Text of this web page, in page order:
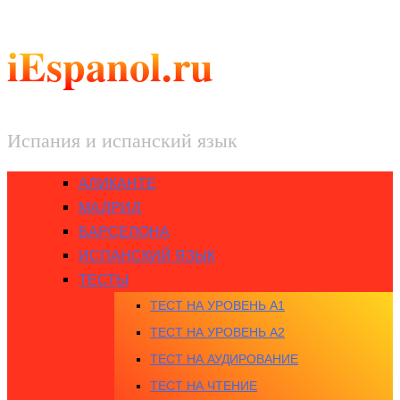
iEspanol.ru
Испания и испанский язык
АЛИКАНТЕ
МАДРИД
БАРСЕЛОНА
ИСПАНСКИЙ ЯЗЫК
ТЕСТЫ
ТЕСТ НА УРОВЕНЬ A1
ТЕСТ НА УРОВЕНЬ A2
ТЕСТ НА АУДИРОВАНИЕ
ТЕСТ НА ЧТЕНИЕ